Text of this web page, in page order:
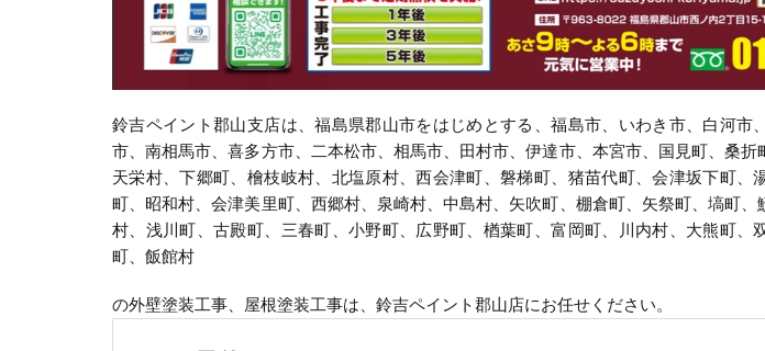
鈴吉ペイント郡山支店は、福島県郡山市をはじめとする、福島市、いわき市、白河市
市、南相馬市、喜多方市、二本松市、相馬市、田村市、伊達市、本宮市、国見町、桑折
天栄村、下郷町、檜枝岐村、北塩原村、西会津町、磐梯町、猪苗代町、会津坂下町、
町、昭和村、会津美里町、西郷村、泉崎村、中島村、矢吹町、棚倉町、矢祭町、塙町、
村、浅川町、古殿町、三春町、小野町、広野町、楢葉町、富岡町、川内村、大熊町、
町、飯館村
の外壁塗装工事、屋根塗装工事は、鈴吉ペイント郡山店にお任せください。